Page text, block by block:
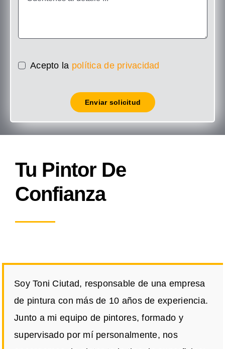
Acepto la política de privacidad
Enviar solicitud
Tu Pintor De
Confianza
Soy Toni Ciutad, responsable de una empresa
de pintura con más de 10 años de experiencia.
Junto a mi equipo de pintores, formado y
supervisado por mí personalmente, nos